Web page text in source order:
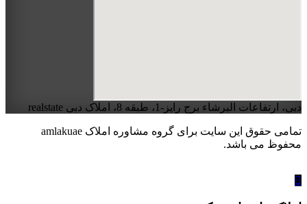
دبی، ارتفاعات البرشاء برج رایز-1، طبقه 8، املاک دبی realstate
تمامی حقوق این سایت برای گروه مشاوره املاک amlakuae
محفوظ می باشد.